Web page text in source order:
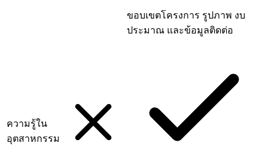
ขอบเขตโครงการ รูปภาพ งบ
ประมาณ และข้อมูลติดต่อ
ความรู้ใน
อุตสาหกรรม